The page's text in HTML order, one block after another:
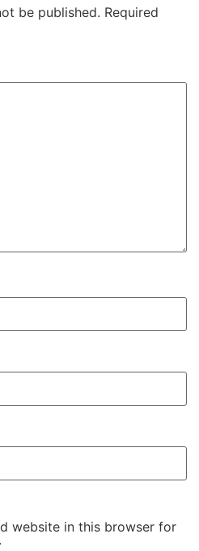
be published. Required
website in this browser for